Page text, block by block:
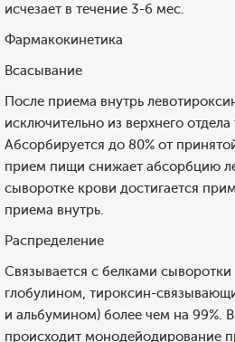
исчезает в течение 3-6 мес.
Фармакокинетика
Всасывание
После приема внутрь
исключительно из верхнего
Абсорбируется до 80% от
прием пищи снижает абсорбцию
сыворотке крови достигается
приема внутрь.
Распределение
Связывается с белками
глобулином, тироксин-
и альбумином) более чем на 99%.
происходит монодейодирование